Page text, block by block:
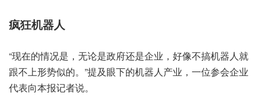
疯狂机器人
“现在的情况是，无论是政府还是企业，好像不搞机器人就
跟不上形势似的。”提及眼下的机器人产业，一位参会企业
代表向本报记者说。